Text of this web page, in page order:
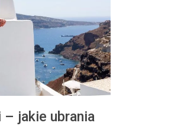
– jakie ubrania